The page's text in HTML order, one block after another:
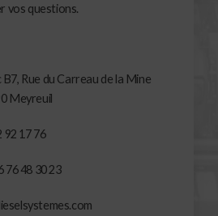
vos questions.
Rue du Carreau de la Mine
Meyreuil
92 17 76
76 48 30 23